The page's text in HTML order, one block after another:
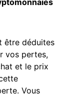
être déduites
vos pertes,
et le prix
Vous